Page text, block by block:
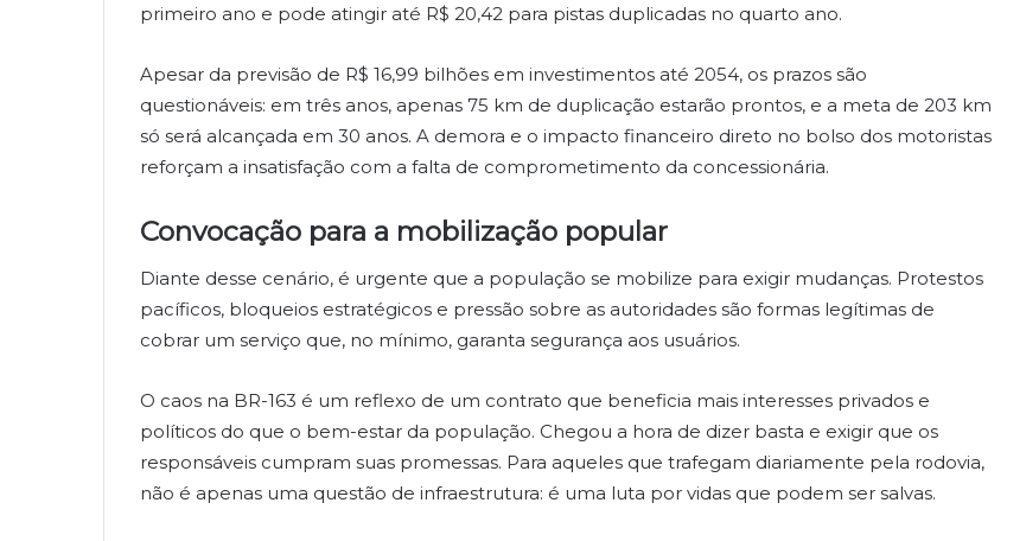
primeiro ano e pode atingir até R$ 20,42 para pistas duplicadas no quarto ano.
Apesar da previsão de R$ 16,99 bilhões em investimentos até 2054, os prazos são
questionáveis: em três anos, apenas 75 km de duplicação estarão prontos, e a meta de 203 km
só será alcançada em 30 anos. A demora e o impacto financeiro direto no bolso dos motoristas
reforçam a insatisfação com a falta de comprometimento da concessionária.
Convocação para a mobilização popular
Diante desse cenário, é urgente que a população se mobilize para exigir mudanças. Protestos
pacíficos, bloqueios estratégicos e pressão sobre as autoridades são formas legítimas de
cobrar um serviço que, no mínimo, garanta segurança aos usuários.
O caos na BR-163 é um reflexo de um contrato que beneficia mais interesses privados e
políticos do que o bem-estar da população. Chegou a hora de dizer basta e exigir que os
responsáveis cumpram suas promessas. Para aqueles que trafegam diariamente pela rodovia,
não é apenas uma questão de infraestrutura: é uma luta por vidas que podem ser salvas.